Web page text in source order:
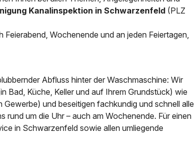
News & Aktuelles
Zertifikate / Bestätigungen
Kanalinspektion in Schwarzenfeld (PLZ
Feierabend, Wochenende und an jeden Feiertagen,
Abfluss hinter der Waschmaschine: Wir
Bad, Küche, Keller und auf Ihrem Grundstück) wie
und beseitigen fachkundig und schnell alle
um die Uhr – auch am Wochenende. Für einen
in Schwarzenfeld sowie allen umliegende